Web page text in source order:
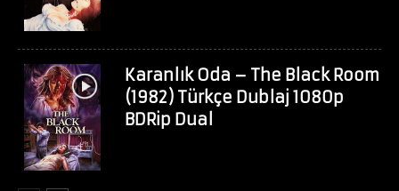
Karanlık Oda – The Black Room
(1982) Türkçe Dublaj 1080p
BDRip Dual